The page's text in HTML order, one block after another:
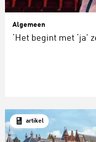
Algemeen
‘Het begint met ‘ja’
artikel